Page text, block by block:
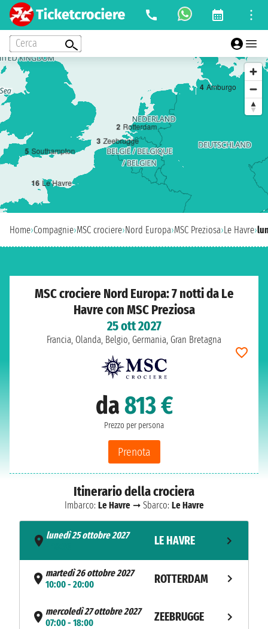
Cerca
16 Le Havre
2 Rotterdam
3 Zeebrugge
4 Amburgo
5 Southampton
Home›Compagnie›MSC crociere›Nord Europa›MSC Preziosa›Le Havre›
MSC crociere Nord Europa: 7 notti da Le
Havre con MSC Preziosa
25 ott 2027
Francia, Olanda, Belgio, Germania, Gran Bretagna
da813 €
Prezzo per persona
Prenota
Itinerario della crociera
Imbarco: Le Havre➞ Sbarco: Le Havre
lunedì 25 ottobre 2027
LE HAVRE
martedì 26 ottobre 2027
10:00 - 20:00
ROTTERDAM
mercoledì 27 ottobre 2027
07:00 - 18:00
ZEEBRUGGE